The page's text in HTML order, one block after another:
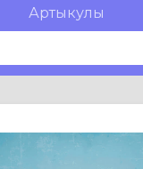
Артыкулы